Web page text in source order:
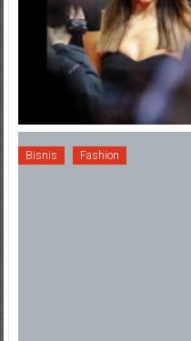
Bisnis Fashion